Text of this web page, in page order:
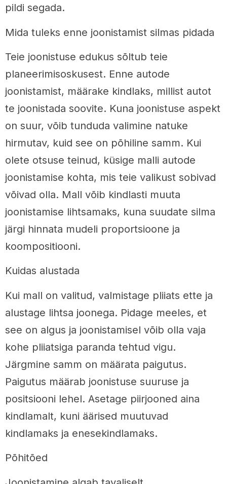
pildi segada.
Mida tuleks enne joonistamist silmas pidada
Teie joonistuse edukus sõltub teie
planeerimisoskusest. Enne autode
joonistamist, määrake kindlaks, millist autot
te joonistada soovite. Kuna joonistuse aspekt
on suur, võib tunduda valimine natuke
hirmutav, kuid see on põhiline samm. Kui
olete otsuse teinud, küsige malli autode
joonistamise kohta, mis teie valikust sobivad
võivad olla. Mall võib kindlasti muuta
joonistamise lihtsamaks, kuna suudate silma
järgi hinnata mudeli proportsioone ja
koompositiooni.
Kuidas alustada
Kui mall on valitud, valmistage pliiats ette ja
alustage lihtsa joonega. Pidage meeles, et
see on algus ja joonistamisel võib olla vaja
kohe pliiatsiga paranda tehtud vigu.
Järgmine samm on määrata paigutus.
Paigutus määrab joonistuse suuruse ja
positsiooni lehel. Asetage piirjooned aina
kindlamalt, kuni äärised muutuvad
kindlamaks ja enesekindlamaks.
Põhitõed